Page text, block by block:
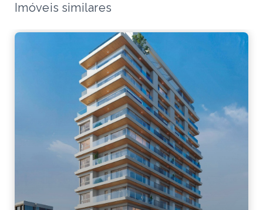
Imóveis similares